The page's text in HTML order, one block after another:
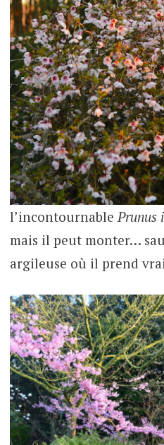
l’incontournable Prunus
mais il peut monter…
argileuse où il prend